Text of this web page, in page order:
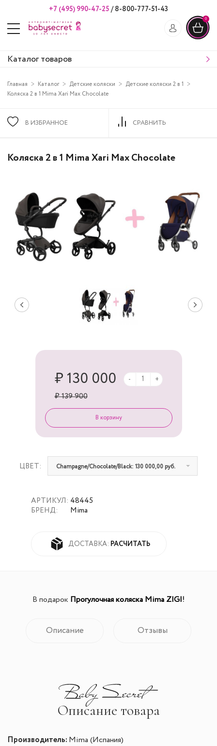
+7 (495) 990-47-25 /8-800-777-51-43
0
Каталог товаров
Главная Каталог Детские коляски
Детские коляски 2 в 1
Коляска 2 в 1 Mima Xari Max Chocolate
В ИЗБРАННОЕ СРАВНИТЬ
Коляска 2 в 1 Mima Xari Max Chocolate
АРТИКУЛ:
БРЕНД:
48445
Mima
ДОСТАВКА: РАСЧИТАТЬ
ЦВЕТ: Champagne/Chocolate/Black: 130 000,00 руб.
₽ 130 000
₽ 139 900
- +
В подарок Прогулочная коляска Mima ZIGI !
Описание Отзывы
Описание товара
Производитель: Mima (Испания)